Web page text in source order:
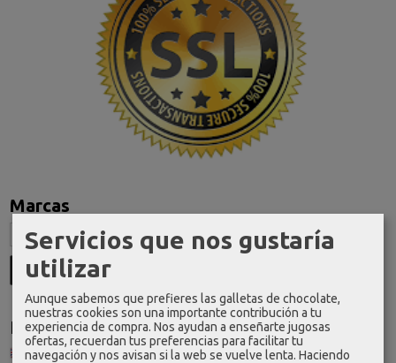
Marcas
Idioma
Servicios que nos gustaría
utilizar
Aunque sabemos que prefieres las galletas de chocolate,
nuestras cookies son una importante contribución a tu
experiencia de compra. Nos ayudan a enseñarte jugosas
ofertas, recuerdan tus preferencias para facilitar tu
navegación y nos avisan si la web se vuelve lenta. Haciendo